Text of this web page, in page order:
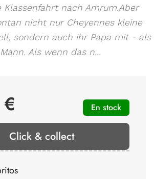
Klassenfahrt nach Amrum.Aber
nicht nur Cheyennes kleine
sondern auch ihr Papa mit - als
Als wenn das n...
En stock
Click & collect